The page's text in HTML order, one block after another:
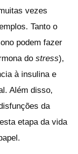
vezes
Tanto o
podem fazer
dostress),
à insulina e
Além disso,
da
etapa da vida